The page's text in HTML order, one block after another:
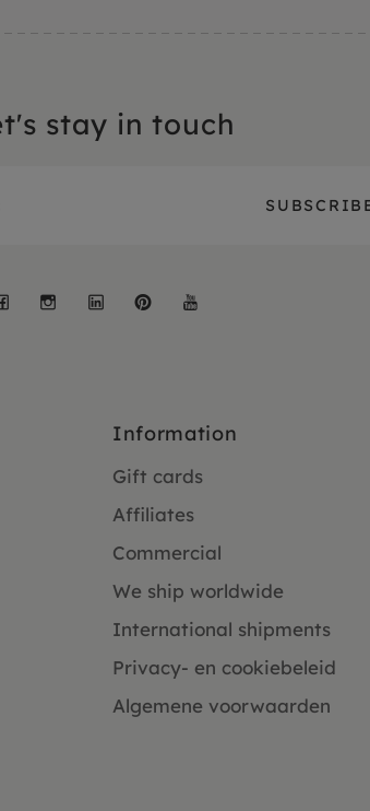
stay in touch
Facebook
Instagram
LinkedInPinterest
Information
Gift cards
Affiliates
Commercial
We ship worldwide
International shipments
Privacy- en cookiebeleid
Algemene voorwaarden